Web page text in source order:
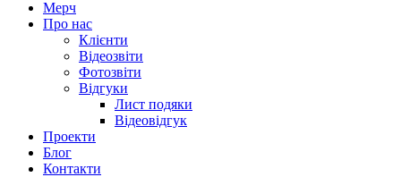
Мерч
Про нас
Клієнти
Відеозвіти
Фотозвіти
Відгуки
Лист подяки
Відеовідгук
Проекти
Блог
Контакти